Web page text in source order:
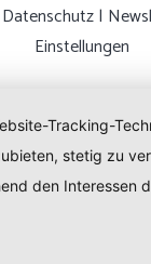
Datenschutz|
Einstellungen
Tracking-
stetig zu
den Interessen